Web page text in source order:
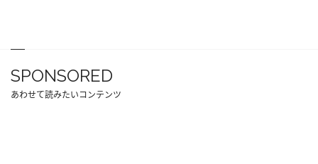
SPONSORED
あわせて読みたいコンテンツ